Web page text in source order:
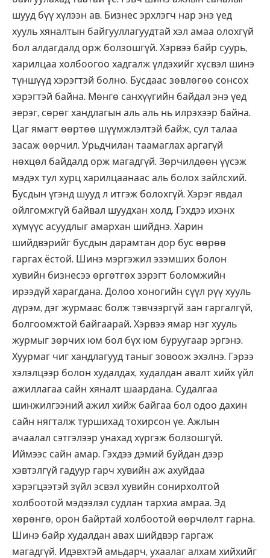
шууд бүү хүлээн ав. Бизнес эрхлэгч нар энэ үед
хууль хяналтын байгууллагуудтай хэл амаа олохгүй
бол алдагдалд орж болзошгүй. Хэрвээ байр суурь,
харилцаа холбоогоо хадгалж үлдэхийг хүсвэл шинэ
түншүүд хэрэгтэй болно. Бусдаас зөвлөгөө сонсох
хэрэгтэй байна. Мөнгө санхүүгийн байдал энэ үед
эерэг, сөрөг хандлагын аль аль нь илрэхээр байна.
Цаг ямагт өөртөө шүүмжлэлтэй байж, сул талаа
засаж өөрчил. Урьдчилан таамаглах аргагүй
нөхцөл байдалд орж магадгүй. Зөрчилдөөн үүсэж
мэдэх тул хурц харилцаанаас аль болох зайлсхий.
Бусдын үгэнд шууд л итгэж болохгүй. Хэрэг явдал
ойлгомжгүй байвал шуудхан холд. Гэхдээ ихэнх
хүмүүс асуудлыг амархан шийднэ. Харин
шийдвэрийг бусдын дарамтан дор бус өөрөө
гаргах ёстой. Шинэ мэргэжил эзэмших болон
хувийн бизнесээ өргөтгөх зэрэгт боломжийн
ирээдүй харагдана. Долоо хоногийн сүүл рүү хууль
дүрэм, дэг журмаас болж тэвчээргүй зан гаргалгүй,
болгоомжтой байгаарай. Хэрвээ ямар нэг хууль
журмыг зөрчих юм бол бүх юм буруугаар эргэнэ.
Хуурмаг чиг хандлагууд таныг зовоож эхэлнэ. Гэрээ
хэлэлцээр болон худалдах, худалдан авалт хийх үйл
ажиллагаа сайн хяналт шаардана. Судалгаа
шинжилгээний ажил хийж байгаа бол одоо дахин
сайн нягталж туршихад тохирсон үе. Ажлын
ачаалал сэтгэлээр унахад хүргэж болзошгүй.
Иймээс сайн амар. Гэхдээ дэмий буйдан дээр
хэвтэлгүй гадуур гарч хувийн аж ахуйдаа
хэрэгцээтэй зүйл эсвэл хувийн сонирхолтой
холбоотой мэдээлэл судлан тархиа амраа. Эд
хөрөнгө, орон байртай холбоотой өөрчлөлт гарна.
Шинэ байр худалдан авах шийдвэр гаргаж
магадгүй. Идэвхтэй амьдарч, ухаалаг алхам хийхийг